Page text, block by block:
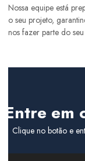
Nossa equipe está
o seu projeto,
nos fazer parte do seu
Entre em
Clique no botão e